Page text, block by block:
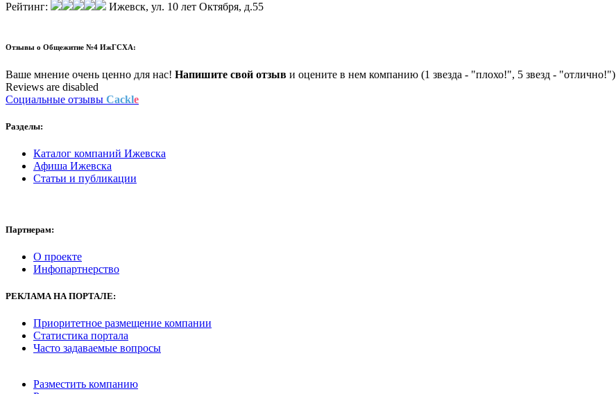
Рейтинг: Ижевск, ул. 10 лет Октября, д.55
Отзывы о Общежитие №4 ИжГСХА:
Ваше мнение очень ценно для нас! Напишите свой отзыв и оцените в нем компанию (1 звезда - "плохо!", 5 звезд - "отлично!")
Reviews are disabled
Социальные отзывы Cackle
Разделы:
Каталог компаний Ижевска
Афиша Ижевска
Статьи и публикации
Партнерам:
О проекте
Инфопартнерство
РЕКЛАМА НА ПОРТАЛЕ:
Приоритетное размещение компании
Статистика портала
Часто задаваемые вопросы
Разместить компанию